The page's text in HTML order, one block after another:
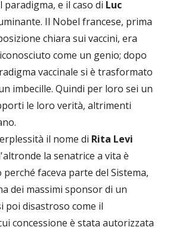
e il caso di Luc
Il Nobel francese, prima
chiara sui vaccini, era
come un genio; dopo
vaccinale si è trasformato
imbecille. Quindi per loro sei un
le loro verità, altrimenti
il nome di Rita Levi
la senatrice a vita è
faceva parte del Sistema,
dei massimi sponsor di un
poi disastroso come il
concessione è stata autorizzata